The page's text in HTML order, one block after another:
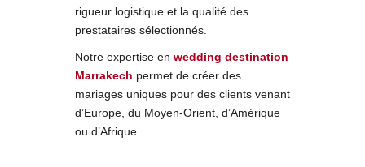
rigueur logistique et la qualité des
prestataires sélectionnés.
Notre expertise en wedding destination
Marrakech permet de créer des
mariages uniques pour des clients venant
d’Europe, du Moyen-Orient, d’Amérique
ou d’Afrique.